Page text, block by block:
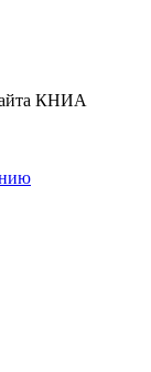
КНИА